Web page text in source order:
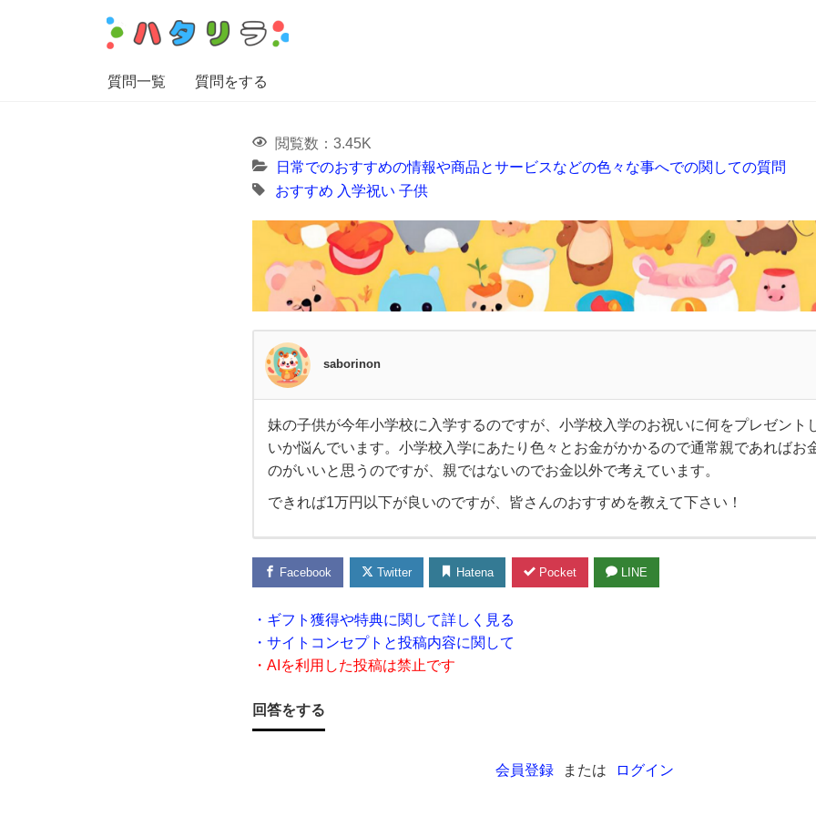
質問一覧 質問をする
閲覧数：3.45K
日常でのおすすめの情報や商品とサービスなどの色々な事へでの関しての質問
おすすめ 入学祝い 子供
saborinon
妹の
子供
が今
年小
学校
に入
学す
妹の子供が今年小学校に入学するのですが、小学校入学のお祝いに何をプレゼント
いか悩んでいます。小学校入学にあたり色々とお金がかかるので通常親であればお
のがいいと思うのですが、親ではないのでお金以外で考えています。
できれば1万円以下が良いのですが、皆さんのおすすめを教えて下さい！
Facebook Twitter Hatena Pocket LINE
・ギフト獲得や特典に関して詳しく見る
・サイトコンセプトと投稿内容に関して
・AIを利用した投稿は禁止です
回答をする
会員登録 または ログイン